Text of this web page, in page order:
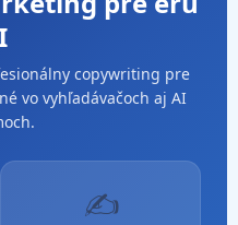
copywriting pre
vo vyhľadávačoch aj AI
✍️